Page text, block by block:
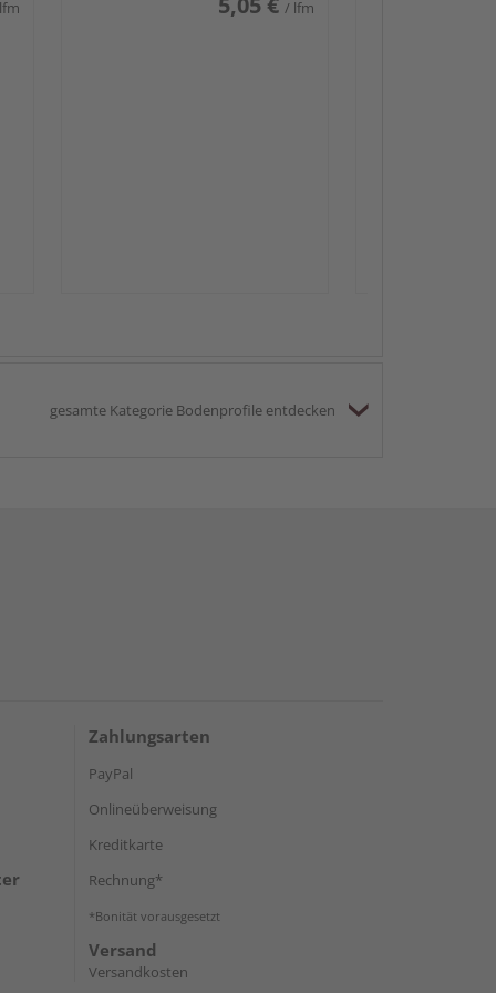
/ lfm
gesamte Kategorie Bodenprofile entdecken
Zahlungsarten
PayPal
Onlineüberweisung
Kreditkarte
Rechnung*
*Bonität vorausgesetzt
Versand
Versandkosten